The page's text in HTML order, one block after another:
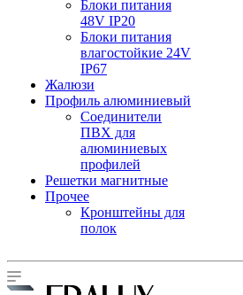
Блоки питания
48V IP20
Блоки питания
влагостойкие 24V
IP67
Жалюзи
Профиль алюминиевый
Соединители
ПВХ для
алюминиевых
профилей
Решетки магнитные
Прочее
Кронштейны для
полок